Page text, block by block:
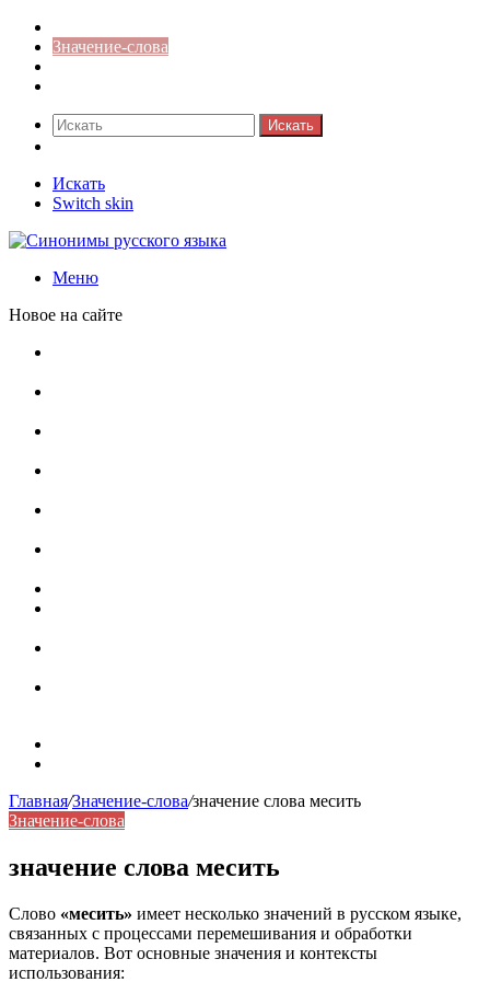
Значение-слова
Искать
Искать
Switch skin
Меню
Новое на сайте
Главная/Значение-слова/значение слова месить
Значение-слова
значение слова месить
Слово «месить» имеет несколько значений в русском языке,
связанных с процессами перемешивания и обработки
материалов. Вот основные значения и контексты
использования: